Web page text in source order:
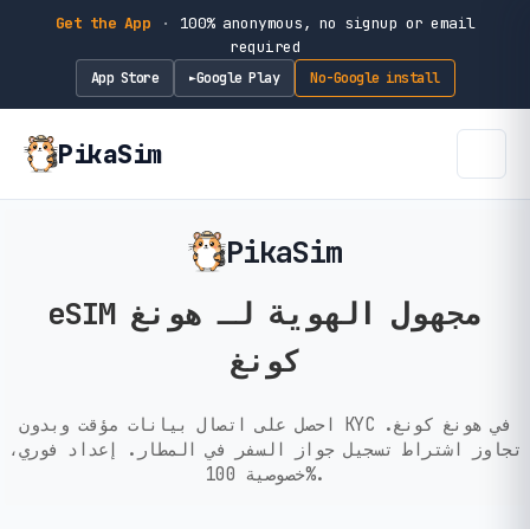
Get the App ·
100% anonymous, no signup or email
required
App Store ►Google Play No-Google install
PikaSim
PikaSim
eSIM مجهول الهوية لـ هونغ
كونغ
احصل على اتصال بيانات مؤقت وبدون KYC في هونغ كونغ.
تجاوز اشتراط تسجيل جواز السفر في المطار. إعداد فوري،
خصوصية 100%.